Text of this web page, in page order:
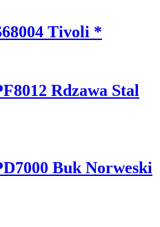
Tivoli *
Rdzawa Stal
Buk Norweski